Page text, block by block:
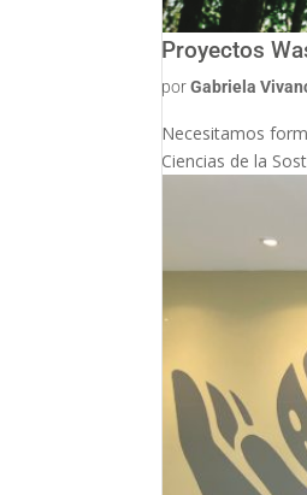
Proyectos
porGabriela
Necesitamos
Ciencias de la